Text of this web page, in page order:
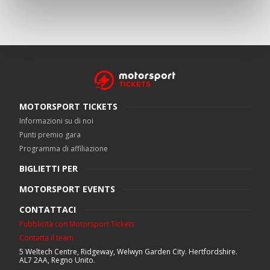
MOTORSPORT TICKETS
Informazioni su di noi
Punti premio gara
Programma di affiliazione
BIGLIETTI PER
MOTORSPORT EVENTS
CONTATTACI
Pubblicità con Motorsport Tickets
Contatta il team
5 Weltech Centre, Ridgeway, Welwyn Garden City. Hertfordshire.
AL7 2AA, Regno Unito.